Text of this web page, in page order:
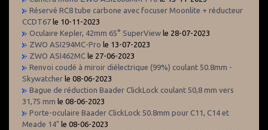
Réservé RC8 tube carbone avec focuser Moonlite + réducteur
CCDT67 le 10-11-2023
Oculaire Kepler, 42mm 65° SuperView le 28-07-2023
ZWO ASI294MC-Pro le 13-07-2023
ZWO ASI462MC le 27-06-2023
Renvoi coudé à miroir diélectrique (99%) coulant 50.8mm -
Skywatcher le 08-06-2023
Bague de réduction Baader ClickLock coulant 50,8 mm vers
31,75 mm le 08-06-2023
Porte-oculaire Baader ClickLock 50.8mm pour C11, C14 et
Meade 14" le 08-06-2023